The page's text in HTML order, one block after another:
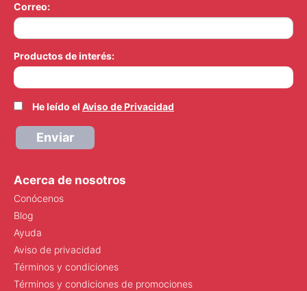
Correo:
Productos de interés:
He leído el Aviso de Privacidad
Enviar
Acerca de nosotros
Conócenos
Blog
Ayuda
Aviso de privacidad
Términos y condiciones
Términos y condiciones de promociones